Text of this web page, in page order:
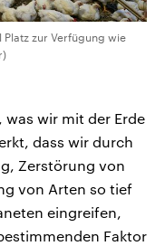
zur Verfügung wie
wir mit der Erde
dass wir durch
Zerstörung von
von Arten so tief
eingreifen,
Faktor